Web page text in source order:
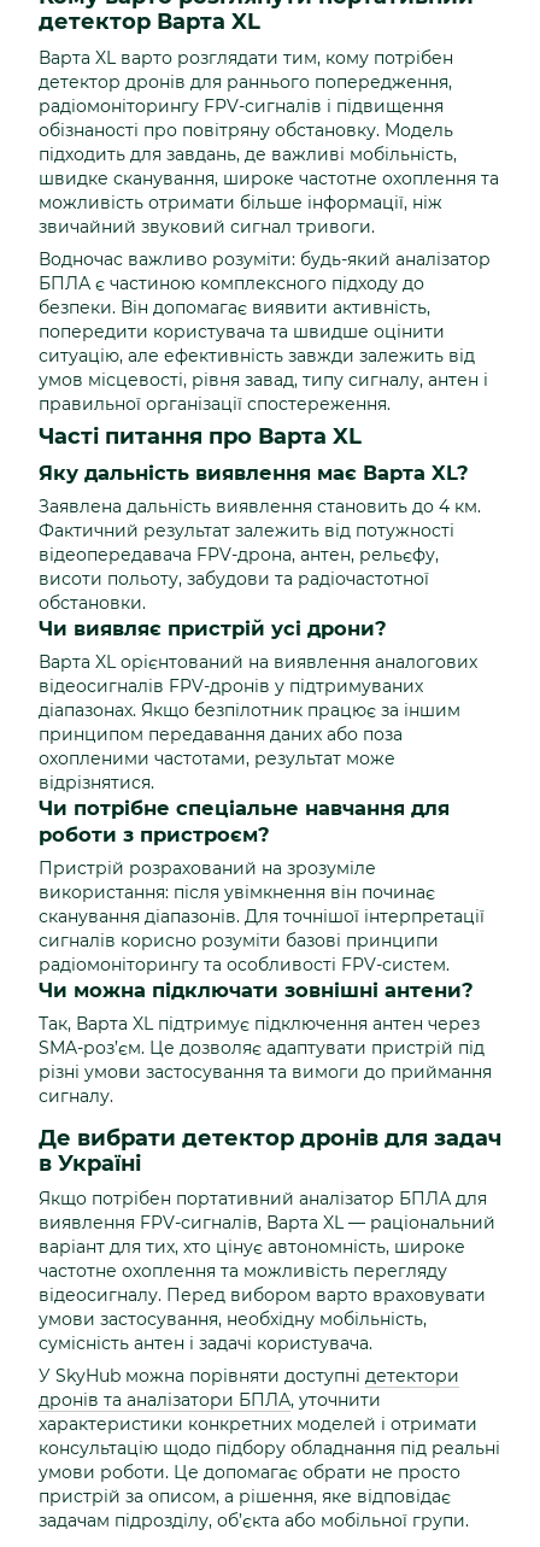
детектор Варта XL
Варта XL варто розглядати тим, кому потрібен
детектор дронів для раннього попередження,
радіомоніторингу FPV-сигналів і підвищення
обізнаності про повітряну обстановку. Модель
підходить для завдань, де важливі мобільність,
швидке сканування, широке частотне охоплення та
можливість отримати більше інформації, ніж
звичайний звуковий сигнал тривоги.
Водночас важливо розуміти: будь-який аналізатор
БПЛА є частиною комплексного підходу до
безпеки. Він допомагає виявити активність,
попередити користувача та швидше оцінити
ситуацію, але ефективність завжди залежить від
умов місцевості, рівня завад, типу сигналу, антен і
правильної організації спостереження.
Часті питання про Варта XL
Яку дальність виявлення має Варта XL?
Заявлена дальність виявлення становить до 4 км.
Фактичний результат залежить від потужності
відеопередавача FPV-дрона, антен, рельєфу,
висоти польоту, забудови та радіочастотної
обстановки.
Чи виявляє пристрій усі дрони?
Варта XL орієнтований на виявлення аналогових
відеосигналів FPV-дронів у підтримуваних
діапазонах. Якщо безпілотник працює за іншим
принципом передавання даних або поза
охопленими частотами, результат може
відрізнятися.
Чи потрібне спеціальне навчання для
роботи з пристроєм?
Пристрій розрахований на зрозуміле
використання: після увімкнення він починає
сканування діапазонів. Для точнішої інтерпретації
сигналів корисно розуміти базові принципи
радіомоніторингу та особливості FPV-систем.
Чи можна підключати зовнішні антени?
Так, Варта XL підтримує підключення антен через
SMA-роз’єм. Це дозволяє адаптувати пристрій під
різні умови застосування та вимоги до приймання
сигналу.
Де вибрати детектор дронів для задач
в Україні
Якщо потрібен портативний аналізатор БПЛА для
виявлення FPV-сигналів, Варта XL — раціональний
варіант для тих, хто цінує автономність, широке
частотне охоплення та можливість перегляду
відеосигналу. Перед вибором варто враховувати
умови застосування, необхідну мобільність,
сумісність антен і задачі користувача.
У SkyHub можна порівняти доступні детектори
дронів та аналізатори БПЛА, уточнити
характеристики конкретних моделей і отримати
консультацію щодо підбору обладнання під реальні
умови роботи. Це допомагає обрати не просто
пристрій за описом, а рішення, яке відповідає
задачам підрозділу, об’єкта або мобільної групи.